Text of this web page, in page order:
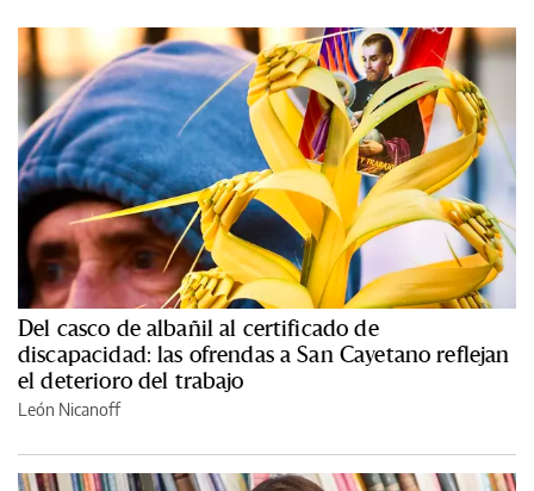
Del casco de albañil al certificado de
discapacidad: las ofrendas a San Cayetano reflejan
el deterioro del trabajo
León Nicanoff